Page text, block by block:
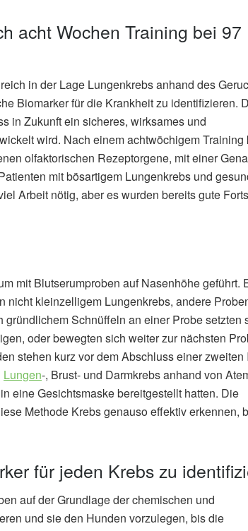
acht Wochen Training bei 97
in der Lage Lungenkrebs anhand des
Biomarker für die Krankheit zu identifizieren.
in Zukunft ein sicheres, wirksames und
wird. Nach einem achtwöchigem Training
olfaktorischen Rezeptorgene, mit einer
mit bösartigem Lungenkrebs und
Arbeit nötig, aber es wurden bereits gute
mit Blutserumproben auf Nasenhöhe geführt.
nicht kleinzelligem Lungenkrebs, andere
Schnüffeln an einer Probe setzten
oder bewegten sich weiter zur nächsten
stehen kurz vor dem Abschluss einer zweiten
Lungen-, Brust- und Darmkrebs anhand von
eine Gesichtsmaske bereitgestellt hatten. Die
Methode Krebs genauso effektiv erkennen,
für jeden Krebs zu
auf der Grundlage der chemischen und
und sie den Hunden vorzulegen, bis die